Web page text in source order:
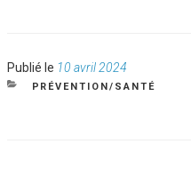
Publié le Publié
le
10 avril 2024
CATÉGORIES
PRÉVENTION/SANTÉ